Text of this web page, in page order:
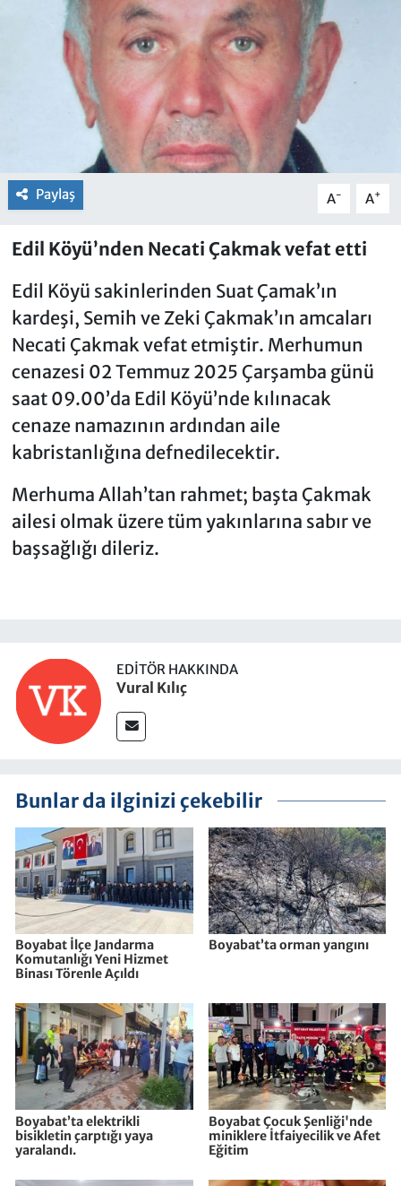
Paylaş A- A+
Edil Köyü’nden Necati Çakmak vefat etti
Edil Köyü sakinlerinden Suat Çamak’ın
kardeşi, Semih ve Zeki Çakmak’ın amcaları
Necati Çakmak vefat etmiştir. Merhumun
cenazesi 02 Temmuz 2025 Çarşamba günü
saat 09.00’da Edil Köyü’nde kılınacak
cenaze namazının ardından aile
kabristanlığına defnedilecektir.
Merhuma Allah’tan rahmet; başta Çakmak
ailesi olmak üzere tüm yakınlarına sabır ve
başsağlığı dileriz.
EDITÖR HAKKINDA
Vural Kılıç
Bunlar da ilginizi çekebilir
Boyabat İlçe Jandarma
Komutanlığı Yeni Hizmet
Binası Törenle Açıldı
Boyabat’ta orman yangını
Boyabat’ta elektrikli
bisikletin çarptığı yaya
yaralandı.
Boyabat Çocuk Şenliği'nde
miniklere İtfaiyecilik ve Afet
Eğitim